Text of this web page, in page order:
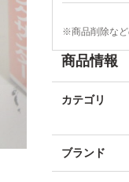
※商品削除など
商品情報
カテゴリ
ブランド